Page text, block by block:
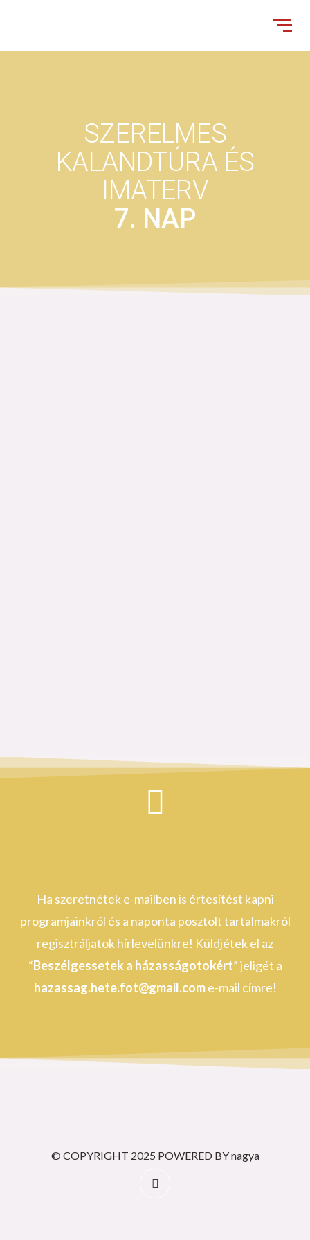
SZERELMES
KALANDTÚRA ÉS
IMATERV
7. NAP
Ha szeretnétek e-mailben is értesítést kapni
programjainkról és a naponta posztolt tartalmakról
regisztráljatok hírlevelünkre! Küldjétek el az
“Beszélgessetek a házasságotokért” jeligét a
hazassag.hete.fot@gmail.come-mail címre!
© COPYRIGHT 2025 POWERED BY nagya